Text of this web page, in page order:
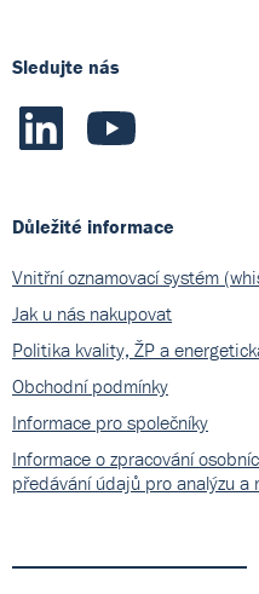
Sledujte nás
Důležité informace
Vnitřní oznamovací systém
Jak u nás nakupovat
Politika kvality, ŽP a
Obchodní podmínky
Informace pro společníky
Informace o zpracování
předávání údajů pro analýzu a